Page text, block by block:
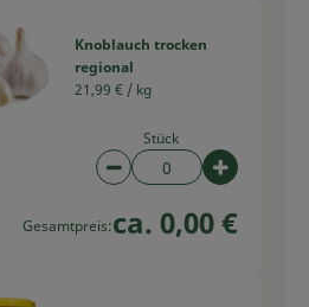
Knoblauch trocken
regional
21,99 € / kg
Stück
Artikelanzahl
Gesamtpreis:ca. 0,00 €